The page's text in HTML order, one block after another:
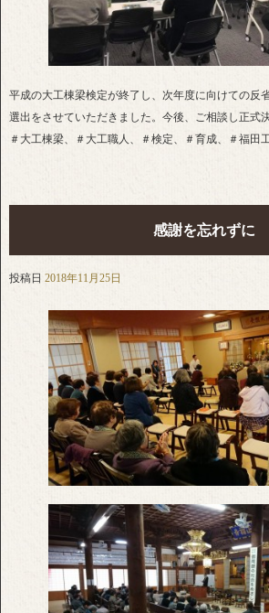
平成の大工棟梁検定が終了し、次年度に向けての反
選出をさせていただきました。今後、ご相談し正式
＃大工棟梁、＃大工職人、＃検定、＃育成、＃福田
感謝を忘れずに
投稿日 2018年11月25日